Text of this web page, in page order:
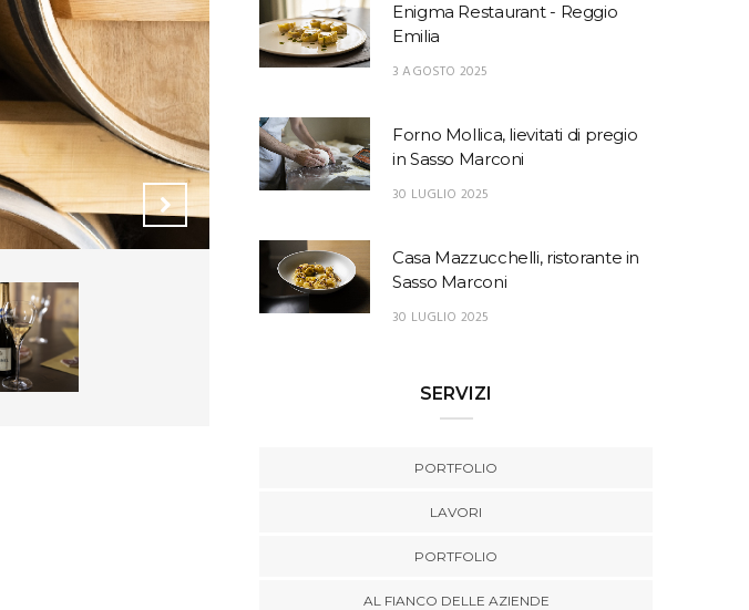
Enigma Restaurant - Reggio
Emilia
3 AGOSTO 2025
Forno Mollica, lievitati di pregio
in Sasso Marconi
30 LUGLIO 2025
Casa Mazzucchelli, ristorante in
Sasso Marconi
30 LUGLIO 2025
SERVIZI
PORTFOLIO
LAVORI
PORTFOLIO
AL FIANCO DELLE AZIENDE